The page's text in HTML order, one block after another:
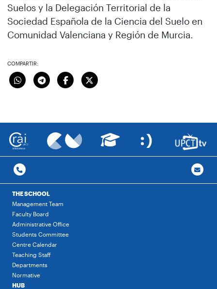
Suelos y la Delegación Territorial de la
Sociedad Española de la Ciencia del Suelo en
Comunidad Valenciana y Región de Murcia.
COMPARTIR:
THE SCHOOL
Management Team
Faculty Board
Administrative Office
Students Committee
Centre Calendar
Teaching Staff
Departments
Normative
HUB